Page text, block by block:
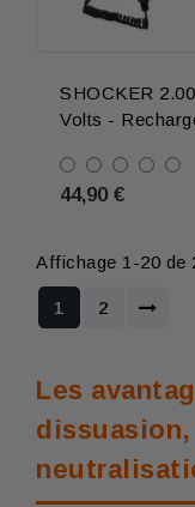
SHOCKER
Volts -
44,90 €
Affichage 1-20 de
1 2
Les